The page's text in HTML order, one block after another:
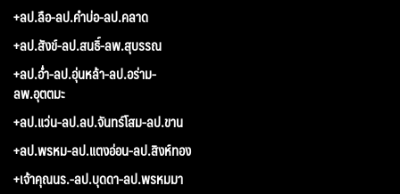
+ลป.ลือ-ลป.คำบ่อ-ลป.คลาด
+ลป.สังข์-ลป.สนธิ์-ลพ.สุบรรณ
+ลป.อ่ำ-ลป.อุ่นหล้า-ลป.อร่าม-
ลพ.อุตตมะ
+ลป.แว่น-ลป.ลป.จันทร์โสม-ลป.ขาน
+ลป.พรหม-ลป.แตงอ่อน-ลป.สิงห์ทอง
+เจ้าคุณนร.-ลป.บุดดา-ลป.พรหมมา